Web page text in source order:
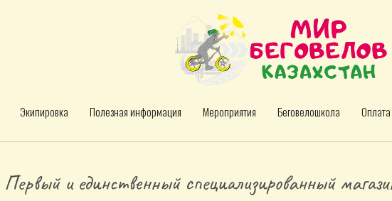
Экипировка Полезная информация Мероприятия Беговелошкола
Первый и единственный специализированный